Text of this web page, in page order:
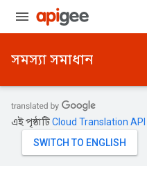
সমস্যা সমাধান
এই পৃষ্ঠাটিCloud Translation API